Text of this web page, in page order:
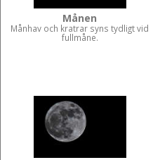
Månen
Månhav och kratrar syns tydligt vid
fullmåne.